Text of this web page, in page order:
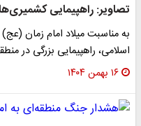
تصاویر: راهپیمایی
به مناسبت میلاد امام زمان
اسلامی، راهپیمایی بزرگی در
۱۶ بهمن ۱۴۰۴